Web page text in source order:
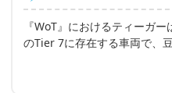
『WoT』におけるティーガ
のTier 7に存在する車両で、